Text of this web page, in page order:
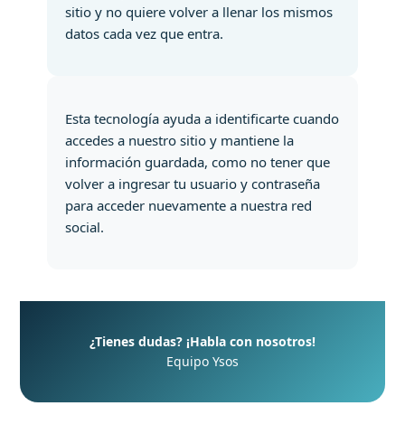
sitio y no quiere volver a llenar los mismos
datos cada vez que entra.
Esta tecnología ayuda a identificarte cuando
accedes a nuestro sitio y mantiene la
información guardada, como no tener que
volver a ingresar tu usuario y contraseña
para acceder nuevamente a nuestra red
social.
¿Tienes dudas? ¡Habla con nosotros!
Equipo Ysos